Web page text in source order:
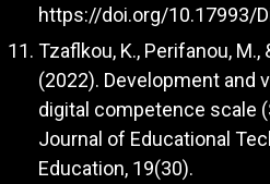
https://doi.org/10.17993/
Tzaflkou, K., Perifanou, M.,
(2022). Development and
digital competence scale
Journal of Educational
Education, 19(30).